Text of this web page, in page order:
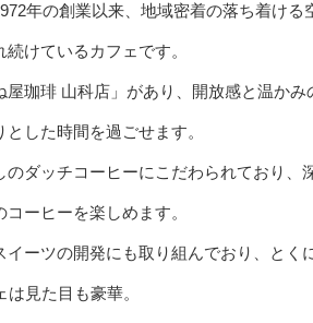
年の創業以来、地域密着の落ち着ける
けているカフェです。
屋珈琲 山科店」があり、開放感と温かみ
した時間を過ごせます。
のダッチコーヒーにこだわられており、
ーヒーを楽しめます。
イーツの開発にも取り組んでおり、とく
見た目も豪華。